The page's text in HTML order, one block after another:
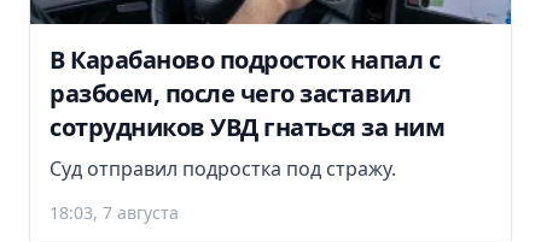
В Карабаново подросток напал с
разбоем, после чего заставил
сотрудников УВД гнаться за ним
Суд отправил подростка под стражу.
18:03, 7 августа